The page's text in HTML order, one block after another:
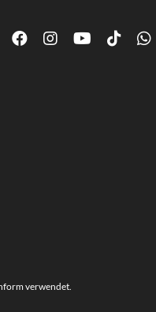
verwendet.